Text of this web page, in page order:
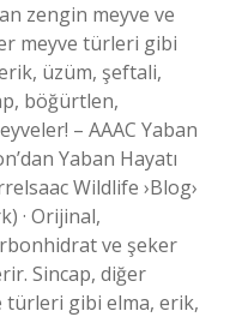
zengin meyve ve
meyve türleri gibi
üzüm, şeftali,
böğürtlen,
– AAAC Yaban
Yaban Hayatı
Wildlife ›Blog›
· Orijinal,
ve şeker
Sincap, diğer
türleri gibi elma, erik,